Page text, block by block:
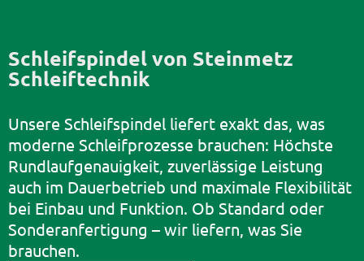
Schleifspindel von Steinmetz
Schleiftechnik
Unsere Schleifspindel liefert exakt das, was
moderne Schleifprozesse brauchen: Höchste
Rundlaufgenauigkeit, zuverlässige Leistung
auch im Dauerbetrieb und maximale Flexibilität
bei Einbau und Funktion. Ob Standard oder
Sonderanfertigung – wir liefern, was Sie
brauchen.